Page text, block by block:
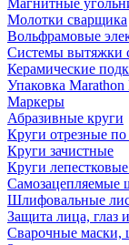
Магнитные
Молотки сварщика
Вольфрамовые
Системы вытяжки
Керамические
Упаковка Marathon
Маркеры
Абразивные круги
Круги отрезные по
Круги зачистные
Круги
Самозацепляемые
Шлифовальные
Защита лица, глаз
Сварочные